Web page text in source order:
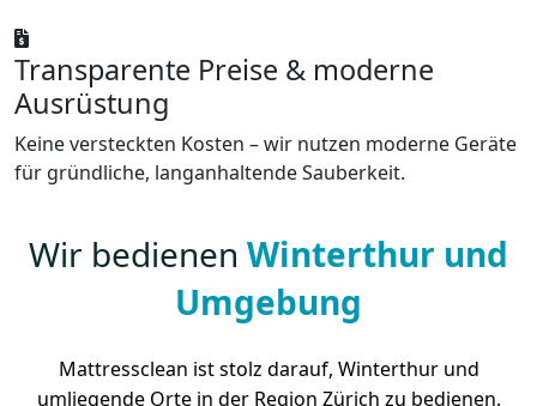
Transparente Preise & moderne
Ausrüstung
Keine versteckten Kosten – wir nutzen moderne Geräte
für gründliche, langanhaltende Sauberkeit.
Wir bedienen Winterthur und
Umgebung
Mattressclean ist stolz darauf, Winterthur und
umliegende Orte in der Region Zürich zu bedienen.